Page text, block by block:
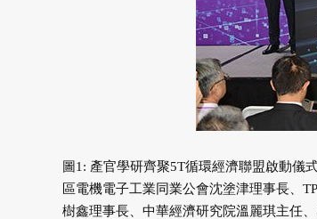
圖1: 產官學研齊聚5T循環經濟聯盟啟動儀
區電機電子工業同業公會沈塗津理事長、
樹鑫理事長、中華經濟研究院溫麗琪主任